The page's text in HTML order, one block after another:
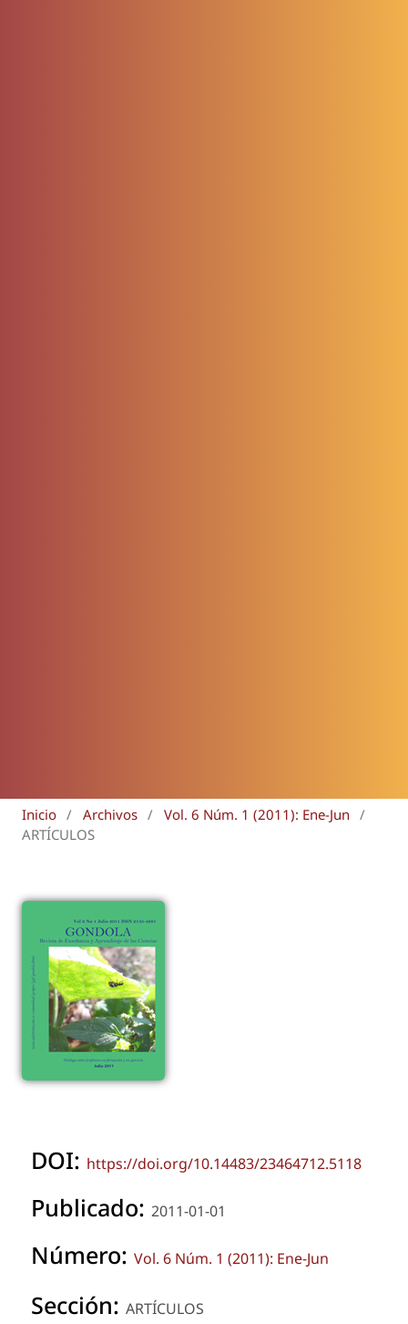
Inicio / Archivos / Vol. 6 Núm. 1 (2011): Ene-Jun
/
ARTÍCULOS
DOI: https://doi.org/10.14483/23464712.5118
Publicado: 2011-01-01
Número: Vol. 6 Núm. 1 (2011): Ene-Jun
Sección: ARTÍCULOS